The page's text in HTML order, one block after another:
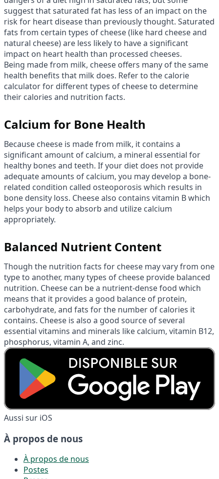
suggest that saturated fat has less of an impact on the
risk for heart disease than previously thought. Saturated
fats from certain types of cheese (like hard cheese and
natural cheese) are less likely to have a significant
impact on heart health than processed cheeses.
Being made from milk, cheese offers many of the same
health benefits that milk does. Refer to the calorie
calculator for different types of cheese to determine
their calories and nutrition facts.
Calcium for Bone Health
Because cheese is made from milk, it contains a
significant amount of calcium, a mineral essential for
healthy bones and teeth. If your diet does not provide
adequate amounts of calcium, you may develop a bone-
related condition called osteoporosis which results in
bone density loss. Cheese also contains vitamin B which
helps your body to absorb and utilize calcium
appropriately.
Balanced Nutrient Content
Though the nutrition facts for cheese may vary from one
type to another, many types of cheese provide balanced
nutrition. Cheese can be a nutrient-dense food which
means that it provides a good balance of protein,
carbohydrate, and fats for the number of calories it
contains. Cheese is also a good source of several
essential vitamins and minerals like calcium, vitamin B12,
phosphorus, vitamin A, and zinc.
Aussi sur iOS
À propos de nous
À propos de nous
Postes